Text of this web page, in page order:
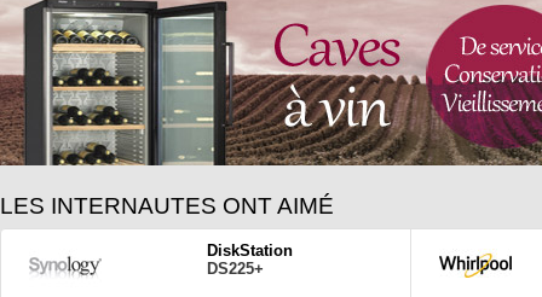
LES INTERNAUTES ONT AIMÉ
DiskStation
DS225+